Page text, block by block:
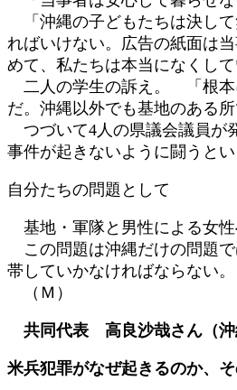
「沖縄の子どもたちは決して
ればいけない。広告の紙面は
めて、私たちは本当になくし
二人の学生の訴え。 「根本
だ。沖縄以外でも基地のある
つづいて4人の県議会議員が
事件が起きないように闘うと
自分たちの問題として
基地・軍隊と男性による女性
この問題は沖縄だけの問題で
帯していかなければならな
（Ｍ）
共同代表 高良沙哉さん（沖
米兵犯罪がなぜ起きるのか、